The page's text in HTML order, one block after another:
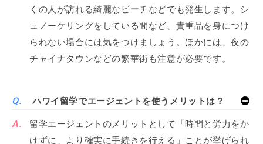
くの人が訪れる綺麗なビーチなどでも発生します。シ
ュノーケリングをしている間など、貴重品を身につけ
られない場合には気をつけましょう。ほかには、夜の
チャイナタウンなどの繁華街も注意が必要です。
ハワイ留学でエージェントを使うメリットは？
留学エージェントのメリットとして「時間と労力をか
けずに、より確実に手続きを行える」ことが挙げられ